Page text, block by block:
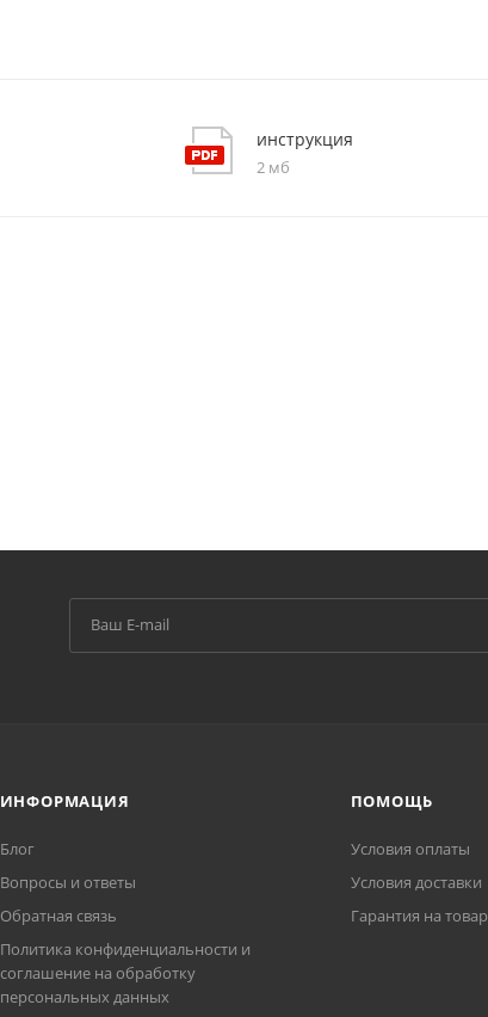
инструкция
2 мб
ИНФОРМАЦИЯ
Блог
Вопросы и ответы
Обратная связь
Политика конфиденциальности и
соглашение на обработку
персональных данных
ПОМОЩЬ
Условия оплаты
Условия доставки
Гарантия на товар